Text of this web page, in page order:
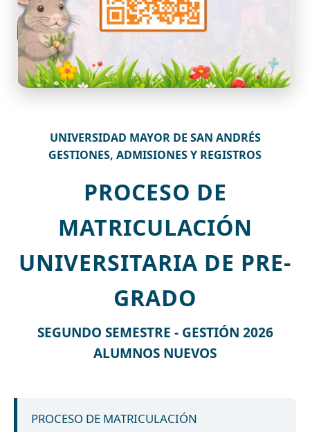
UNIVERSIDAD MAYOR DE SAN ANDRÉS
GESTIONES, ADMISIONES Y REGISTROS
PROCESO DE
MATRICULACIÓN
UNIVERSITARIA DE PRE-
GRADO
SEGUNDO SEMESTRE - GESTIÓN 2026
ALUMNOS NUEVOS
PROCESO DE MATRICULACIÓN